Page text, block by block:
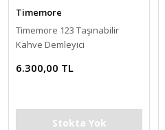
Timemore
Timemore 123 Taşınabilir
Kahve Demleyici
6.300,00 TL
Stokta Yok